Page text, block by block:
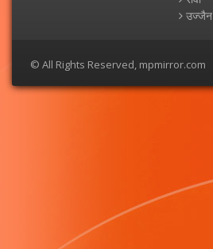
उज्जैन
© All Rights Reserved, mpmirror.com